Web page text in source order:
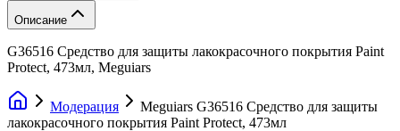
Описание
G36516 Средство для защиты лакокрасочного покрытия Paint
Protect, 473мл, Meguiars
Модерация
Meguiars G36516 Средство для защиты
лакокрасочного покрытия Paint Protect, 473мл